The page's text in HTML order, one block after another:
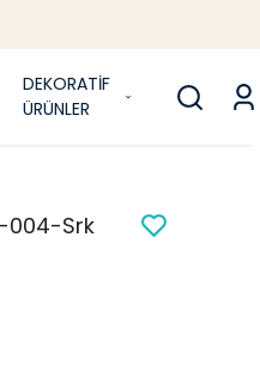
DEKORATİF
ÜRÜNLER
004-Srk